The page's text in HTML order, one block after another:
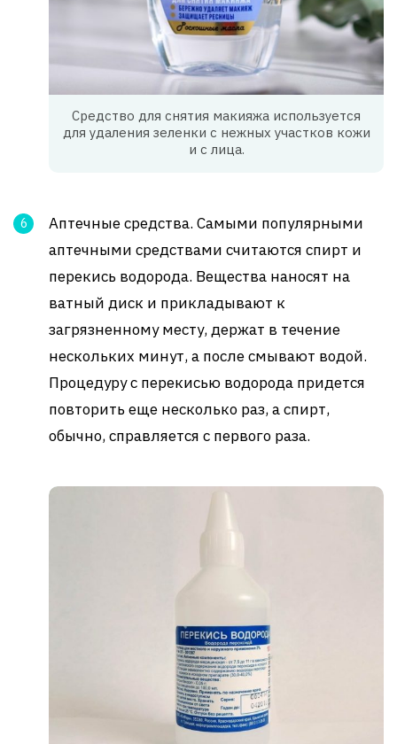
Средство для снятия макияжа используется
для удаления зеленки с нежных участков кожи
и с лица.
Аптечные средства. Самыми популярными
аптечными средствами считаются спирт и
перекись водорода. Вещества наносят на
ватный диск и прикладывают к
загрязненному месту, держат в течение
нескольких минут, а после смывают водой.
Процедуру с перекисью водорода придется
повторить еще несколько раз, а спирт,
обычно, справляется с первого раза.